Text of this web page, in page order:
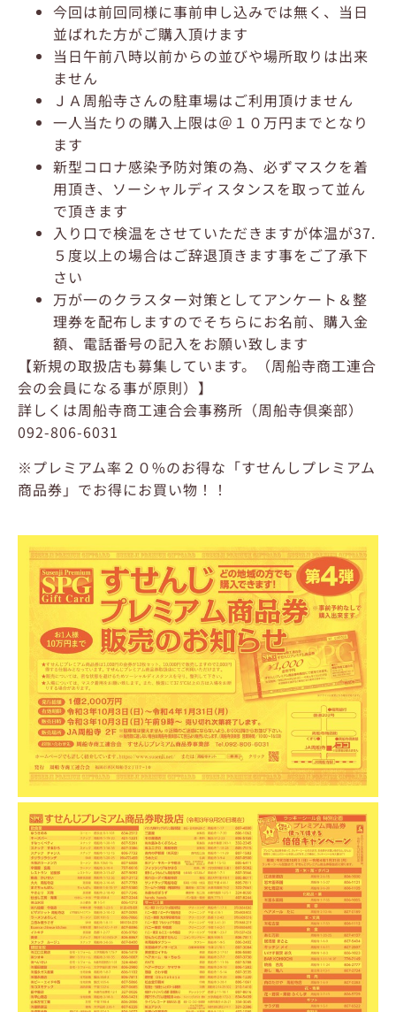
今回は前回同様に事前申し込みでは無く、当日
並ばれた方がご購入頂けます
当日午前八時以前からの並びや場所取りは出来
ません
ＪＡ周船寺さんの駐車場はご利用頂けません
一人当たりの購入上限は＠１０万円までとなり
ます
新型コロナ感染予防対策の為、必ずマスクを着
用頂き、ソーシャルディスタンスを取って並ん
で頂きます
入り口で検温をさせていただきますが体温が37.
５度以上の場合はご辞退頂きます事をご了承下
さい
万が一のクラスター対策としてアンケート＆整
理券を配布しますのでそちらにお名前、購入金
額、電話番号の記入をお願い致します
【新規の取扱店も募集しています。（周船寺商工連合
会の会員になる事が原則）】
詳しくは周船寺商工連合会事務所（周船寺倶楽部）
092-806-6031
※プレミアム率２０%のお得な「すせんしプレミアム
商品券」でお得にお買い物！！